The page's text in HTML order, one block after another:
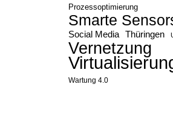
Prozessoptimierung
Smarte
Social Media Thüringen
Vernetzung
Wartung 4.0